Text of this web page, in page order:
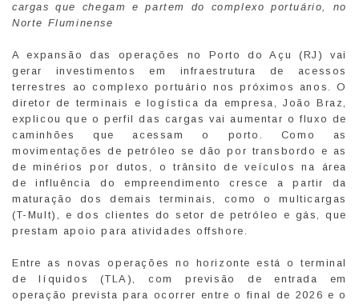
cargas que chegam e partem do complexo portuário, no
Norte Fluminense
A expansão das operações no Porto do Açu (RJ) vai
gerar investimentos em infraestrutura de acessos
terrestres ao complexo portuário nos próximos anos. O
diretor de terminais e logística da empresa, João Braz,
explicou que o perfil das cargas vai aumentar o fluxo de
caminhões que acessam o porto. Como as
movimentações de petróleo se dão por transbordo e as
de minérios por dutos, o trânsito de veículos na área
de influência do empreendimento cresce a partir da
maturação dos demais terminais, como o multicargas
(T-Mult), e dos clientes do setor de petróleo e gás, que
prestam apoio para atividades offshore.
Entre as novas operações no horizonte está o terminal
de líquidos (TLA), com previsão de entrada em
operação prevista para ocorrer entre o final de 2026 e o